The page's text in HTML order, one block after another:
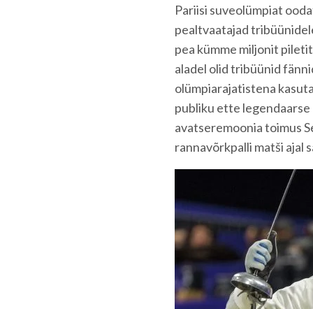
Pariisi suveolümpiat
pealtvaatajad
pea kümme miljonit
aladel olid tribüünid
olümpiarajatistena
publiku ette
avatseremoonia toimus
rannavõrkpalli matši ajal